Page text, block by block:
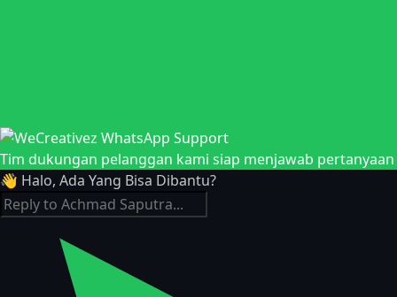
Tim dukungan pelanggan kami siap menjawab pertanyaan
👋 Halo, Ada Yang Bisa Dibantu?